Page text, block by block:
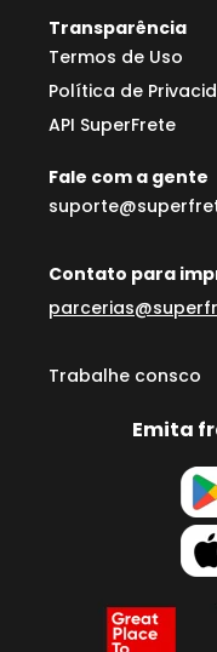
Transparência
Termos de Uso
Política de
API SuperFrete
Fale com a gente
Contato para
Trabalhe consco
Emita